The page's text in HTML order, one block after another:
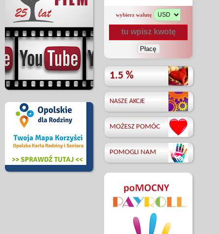
wybierz walutę
1.5 %
NASZE AKCJE
MOŻESZ POMÓC
POMOGLI NAM